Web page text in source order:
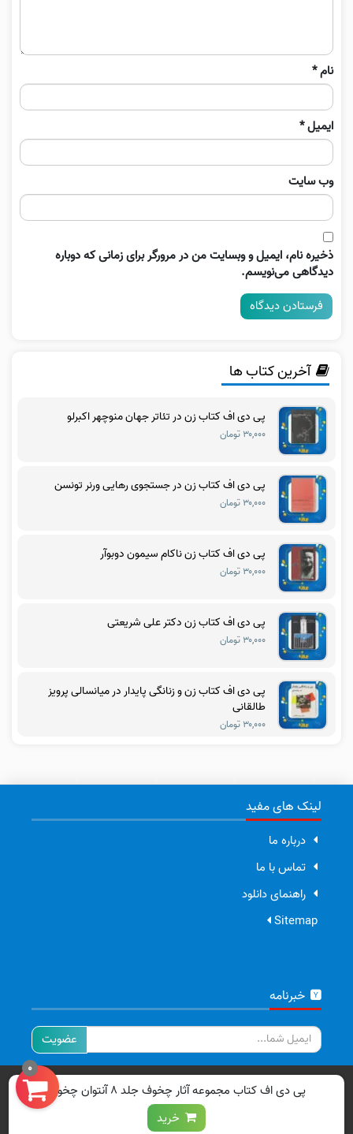
نام*
ایمیل*
وب‌ سایت
ذخیره نام، ایمیل و وبسایت من در مرورگر برای زمانی که دوباره
دیدگاهی می‌نویسم.
آخرین کتاب ها
پی دی اف کتاب زن در تئاتر جهان منوچهر اکبرلو
۳۰,۰۰۰ تومان
پی دی اف کتاب زن در جستجوی رهایی ورنر تونسن
۳۰,۰۰۰ تومان
پی دی اف کتاب زن ناکام سیمون دوبوآر
۳۰,۰۰۰ تومان
پی دی اف کتاب زن دکتر علی شریعتی
۳۰,۰۰۰ تومان
پی دی اف کتاب زن و زنانگی پایدار در میانسالی پرویز
طالقانی
۳۰,۰۰۰ تومان
لینک های مفید
درباره ما
تماس با ما
راهنمای دانلود
Sitemap
خبرنامه
ایمیل
تمامی حقوق برای سایت ما محفوظ است.
0
پی دی اف کتاب مجموعه آثار چخوف جلد ۸ آنتوان چخوف
خرید